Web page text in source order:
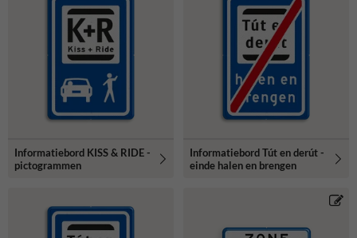
Informatiebord KISS & RIDE -
pictogrammen
Informatiebord Tút en derút -
einde halen en brengen